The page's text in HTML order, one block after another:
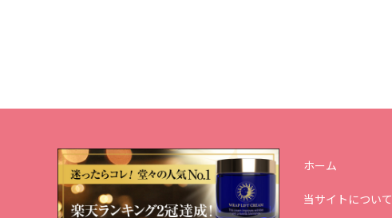
ホーム
当サイトについて